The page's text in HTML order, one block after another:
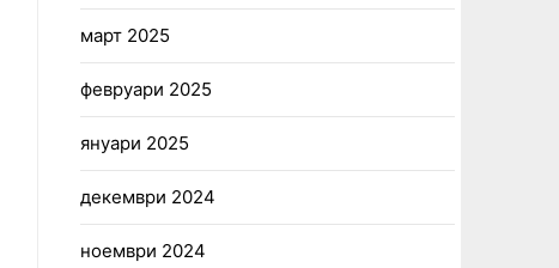
март 2025
февруари 2025
януари 2025
декември 2024
ноември 2024